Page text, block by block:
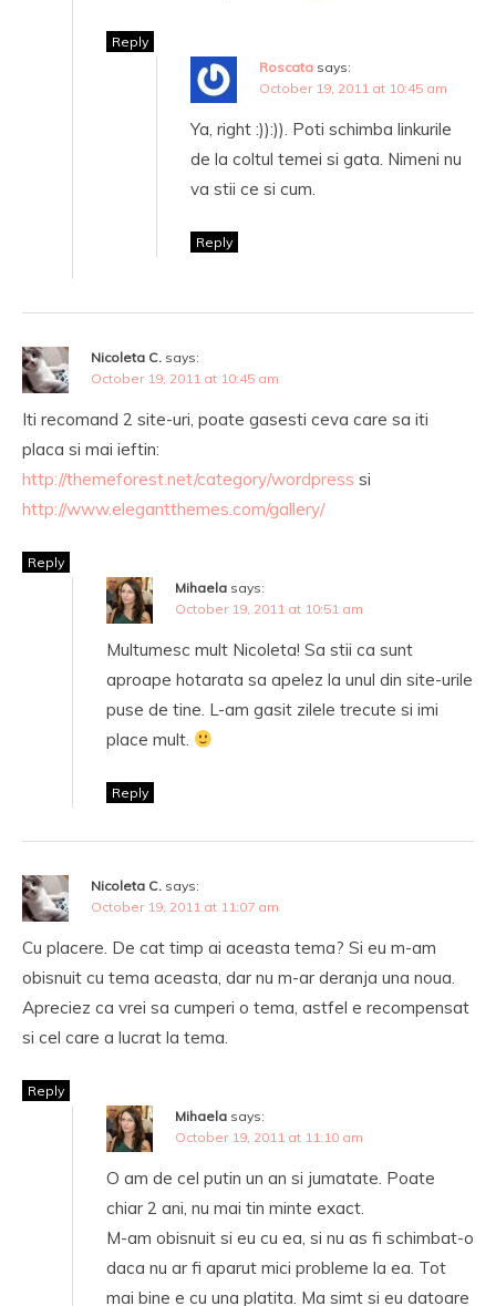
Reply
Roscata says:
October 19, 2011 at 10:45 am
Ya, right :)):)). Poti schimba linkurile
de la coltul temei si gata. Nimeni nu
va stii ce si cum.
Reply
Nicoleta C. says:
October 19, 2011 at 10:45 am
Iti recomand 2 site-uri, poate gasesti ceva care sa iti
placa si mai ieftin:
http://themeforest.net/category/wordpress si
http://www.elegantthemes.com/gallery/
Reply
Mihaela says:
October 19, 2011 at 10:51 am
Multumesc mult Nicoleta! Sa stii ca sunt
aproape hotarata sa apelez la unul din site-urile
puse de tine. L-am gasit zilele trecute si imi
place mult.
Reply
Nicoleta C. says:
October 19, 2011 at 11:07 am
Cu placere. De cat timp ai aceasta tema? Si eu m-am
obisnuit cu tema aceasta, dar nu m-ar deranja una noua.
Apreciez ca vrei sa cumperi o tema, astfel e recompensat
si cel care a lucrat la tema.
Reply
Mihaela says:
October 19, 2011 at 11:10 am
O am de cel putin un an si jumatate. Poate
chiar 2 ani, nu mai tin minte exact.
M-am obisnuit si eu cu ea, si nu as fi schimbat-o
daca nu ar fi aparut mici probleme la ea. Tot
mai bine e cu una platita. Ma simt si eu datoare